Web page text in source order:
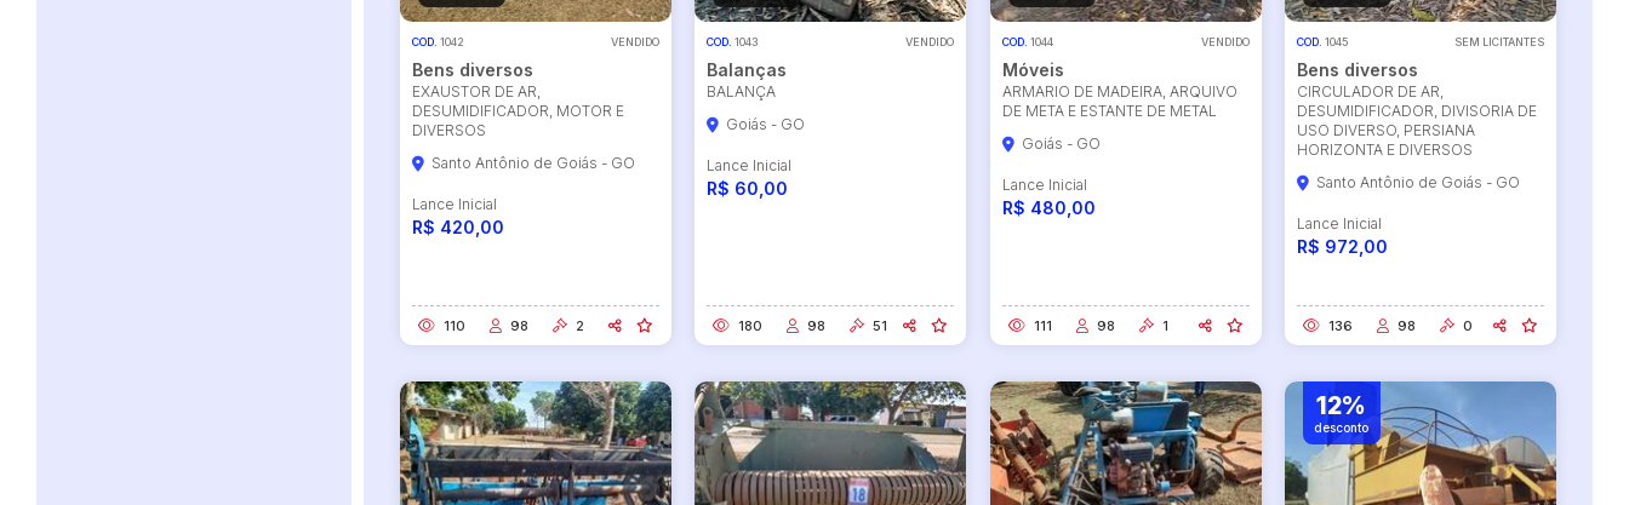
COD. 1042 VENDIDO
Bens diversos
EXAUSTOR DE AR,
DESUMIDIFICADOR, MOTOR E
DIVERSOS
Santo Antônio de Goiás - GO
Lance Inicial
R$ 420,00
110 98 2
COD. 1043 VENDIDO
Balanças
BALANÇA
Goiás - GO
Lance Inicial
R$ 60,00
180 98 51
COD. 1044 VENDIDO
Móveis
ARMARIO DE MADEIRA, ARQUIVO
DE META E ESTANTE DE METAL
Goiás - GO
Lance Inicial
R$ 480,00
111 98 1
COD. 1045 SEM LICITANTES
Bens diversos
CIRCULADOR DE AR,
DESUMIDIFICADOR, DIVISORIA DE
USO DIVERSO, PERSIANA
HORIZONTA E DIVERSOS
Santo Antônio de Goiás - GO
Lance Inicial
R$ 972,00
136 98 0
12%
desconto